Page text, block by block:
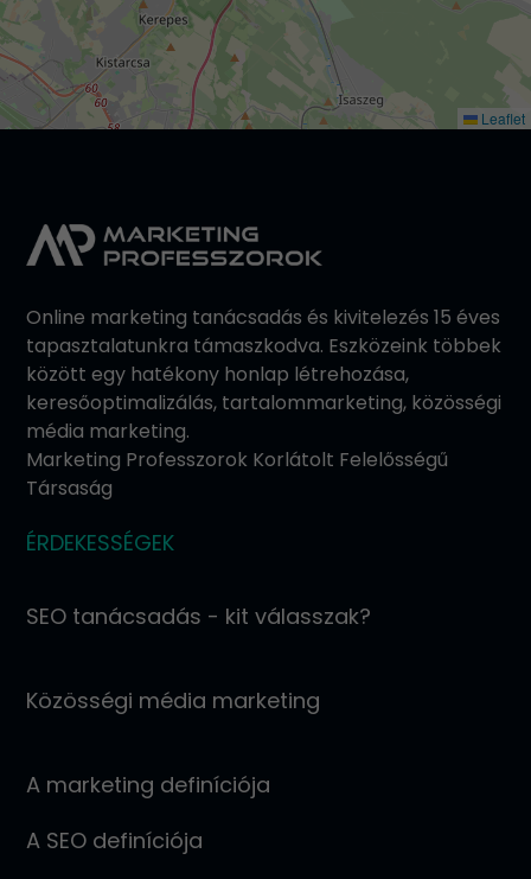
Leaflet
Online marketing tanácsadás és kivitelezés 15 éves
tapasztalatunkra támaszkodva. Eszközeink többek
között egy hatékony honlap létrehozása,
keresőoptimalizálás, tartalommarketing, közösségi
média marketing.
Marketing Professzorok Korlátolt Felelősségű
Társaság
ÉRDEKESSÉGEK
SEO tanácsadás - kit válasszak?
Közösségi média marketing
A marketing definíciója
A SEO definíciója